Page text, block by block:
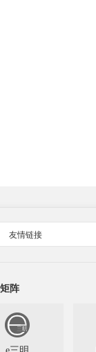
友情链接
阵